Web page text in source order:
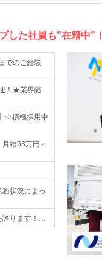
した社員も”在籍中”！
でのご経験
！★業界随
☆積極採用中
給53万円～
状況によっ
誇ります！…